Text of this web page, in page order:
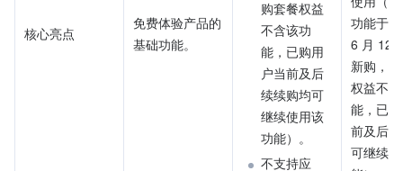
核心亮点
免费体验产品的
基础功能。
购套餐权益
不含该功
能，已购用
户当前及后
续续购均可
继续使用该
功能）。
不支持应
功能于
6 月 12
新购，
权益不
能，已
前及后
可继续